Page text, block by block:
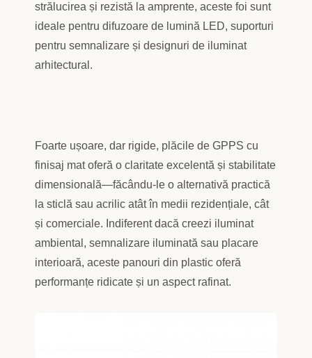
strălucirea și rezistă la amprente, aceste foi sunt
ideale pentru difuzoare de lumină LED, suporturi
pentru semnalizare și designuri de iluminat
arhitectural.
Foarte ușoare, dar rigide, plăcile de GPPS cu
finisaj mat oferă o claritate excelentă și stabilitate
dimensională—făcându-le o alternativă practică
la sticlă sau acrilic atât în medii rezidențiale, cât
și comerciale. Indiferent dacă creezi iluminat
ambiental, semnalizare iluminată sau placare
interioară, aceste panouri din plastic oferă
performanțe ridicate și un aspect rafinat.